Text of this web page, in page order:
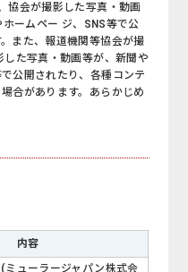
協会が撮影した写真・動画
ームペー ジ、SNS等で公
また、報道機関等協会が撮
た写真・動画等が、新聞や
公開されたり、各種コンテ
合があります。あらかじめ
内容
ミューラージャパン株式会